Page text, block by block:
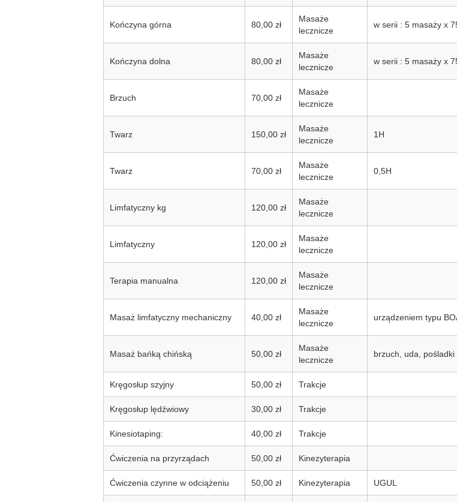
Kończyna górna 80,00 zł
Masaże
lecznicze
w serii : 5 masaży x
Kończyna dolna 80,00 zł
Masaże
lecznicze
w serii : 5 masaży x
Brzuch 70,00 zł
Masaże
lecznicze
Twarz 150,00 zł
Masaże
lecznicze
1H
Twarz 70,00 zł
Masaże
lecznicze
0,5H
Limfatyczny kg 120,00 zł
Masaże
lecznicze
Limfatyczny 120,00 zł
Masaże
lecznicze
Terapia manualna 120,00 zł
Masaże
lecznicze
Masaż limfatyczny mechaniczny 40,00 zł
Masaże
lecznicze
urządzeniem typu
Masaż bańką chińską 50,00 zł
Masaże
lecznicze
brzuch, uda, pośladki
Kręgosłup szyjny 50,00 zł Trakcje
Kręgosłup lędźwiowy 30,00 zł Trakcje
Kinesiotaping: 40,00 zł Trakcje
Ćwiczenia na przyrządach 50,00 zł Kinezyterapia
Ćwiczenia czynne w odciążeniu 50,00 zł Kinezyterapia UGUL